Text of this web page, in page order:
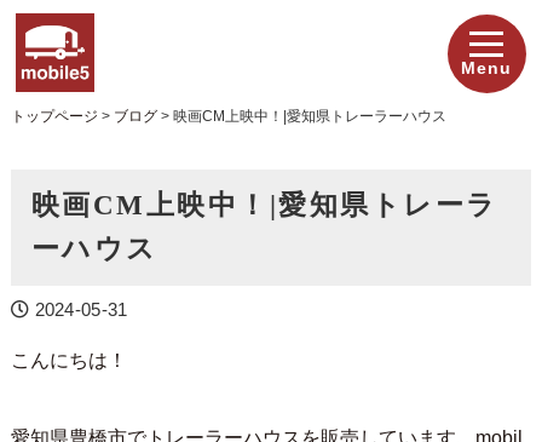
Menu
トップページ > ブログ> 映画CM上映中！|愛知県トレーラーハウス
映画CM上映中！|愛知県トレーラ
ーハウス
2024-05-31
こんにちは！
愛知県豊橋市でトレーラーハウスを販売しています、mobil